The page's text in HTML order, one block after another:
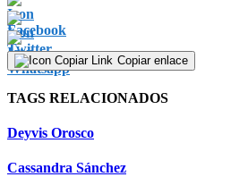
Copiar enlace
TAGS RELACIONADOS
Deyvis Orosco
Cassandra Sánchez